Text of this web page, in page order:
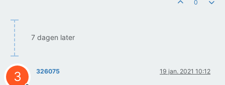
0
7 dagen later
3 326075 19 jan. 2021 10:12